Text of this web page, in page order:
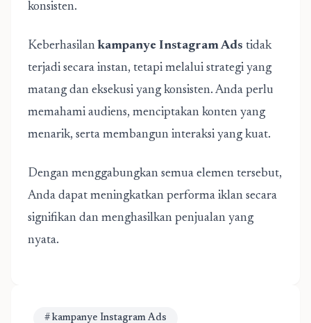
konsisten.
Keberhasilan kampanye Instagram Ads tidak
terjadi secara instan, tetapi melalui strategi yang
matang dan eksekusi yang konsisten. Anda perlu
memahami audiens, menciptakan konten yang
menarik, serta membangun interaksi yang kuat.
Dengan menggabungkan semua elemen tersebut,
Anda dapat meningkatkan performa iklan secara
signifikan dan menghasilkan penjualan yang
nyata.
# kampanye Instagram Ads